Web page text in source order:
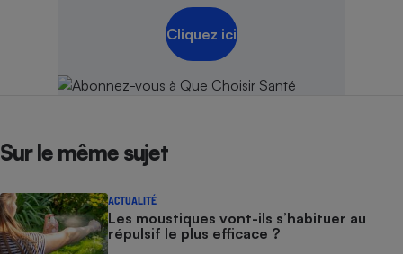
Cliquez ici
Sur le même sujet
ACTUALITÉ
Les moustiques vont-ils s’habituer au
répulsif le plus efficace ?